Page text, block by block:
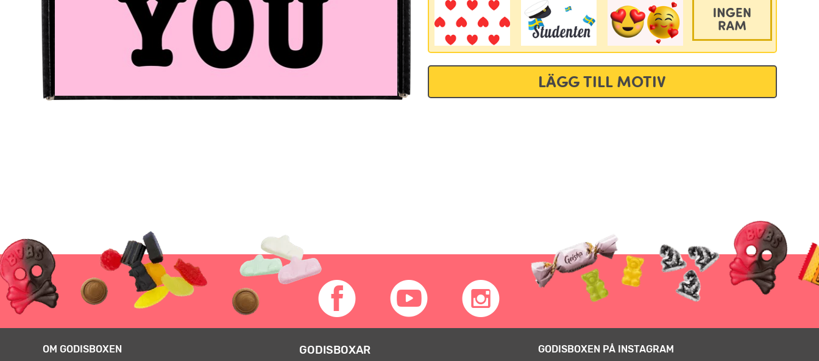
LÄGG TILL MOTIV
GODISBOXEN PÅ INSTAGRAM
GODISBOXAR
OM GODISBOXEN